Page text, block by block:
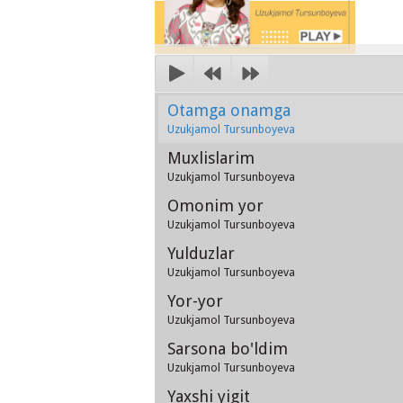
Otamga onamga
Uzukjamol Tursunboyeva
Muxlislarim
Uzukjamol Tursunboyeva
Omonim yor
Uzukjamol Tursunboyeva
Yulduzlar
Uzukjamol Tursunboyeva
Yor-yor
Uzukjamol Tursunboyeva
Sarsona bo'ldim
Uzukjamol Tursunboyeva
Yaxshi yigit